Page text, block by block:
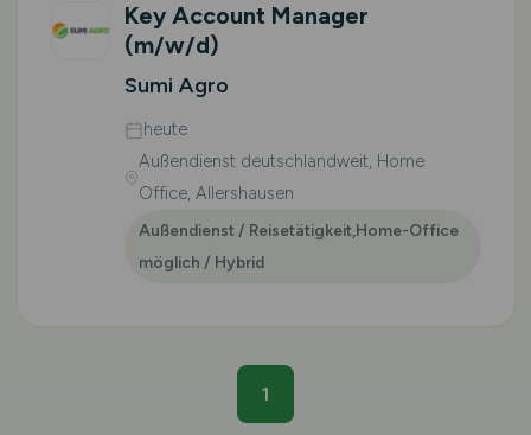
Key Account Manager
(m/w/d)
Sumi Agro
heute
Außendienst deutschlandweit, Home
Office, Allershausen
Außendienst / Reisetätigkeit,Home-Office
möglich / Hybrid
1